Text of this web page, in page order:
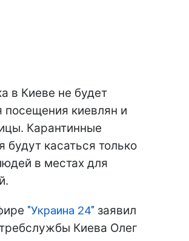
в Киеве не будет
посещения киевлян и
Карантинные
будут касаться только
в местах для
"Украина 24" заявил
Киева Олег